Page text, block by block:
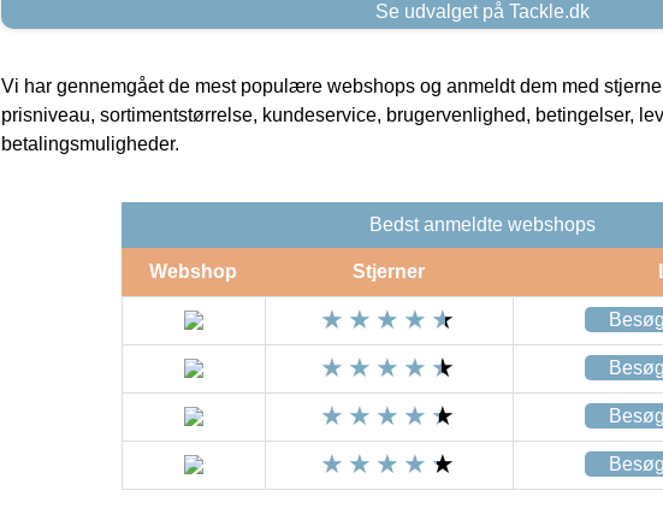
Se udvalget på Tackle.dk
Vi har gennemgået de mest populære webshops og anmeldt dem med
prisniveau, sortimentstørrelse, kundeservice, brugervenlighed, betingelser,
betalingsmuligheder.
Bedst anmeldte webshops
Webshop Stjerner